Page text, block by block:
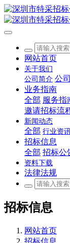
网站首页
关于我们
公司简介 公
业务指南
全部 服务指
邀请招标流
新闻动态
全部 行业资
招标信息
全部 招标公
资料下载
法律法规
招标信息
网站首页
招标信息